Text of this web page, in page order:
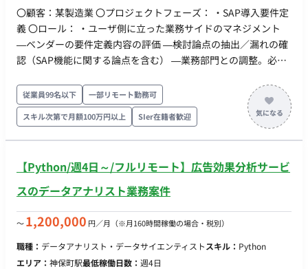
〇顧客：某製造業 〇プロジェクトフェーズ： ・SAP導入要件定
義 〇ロール： ・ユーザ側に立った業務サイドのマネジメント
―ベンダーの要件定義内容の評価 ―検討論点の抽出／漏れの確
認（SAP機能に関する論点を含む） ―業務部門との調整。必要
以下の領域それぞれ1名 ・SD ・MM ・PP ・FI/CO ・共通 ―マ
スタ ―テスト・移行
従業員99名以下
一部リモート勤務可
スキル次第で月額100万円以上
SIer在籍者歓迎
【Python/週4日～/フルリモート】広告効果分析サービ
スのデータアナリスト業務案件
〜1,200,000 円／月 （※月160時間稼働の場合・税別）
職種： データアナリスト・データサイエンティストスキル： Python
エリア： 神保町駅最低稼働日数： 週4日